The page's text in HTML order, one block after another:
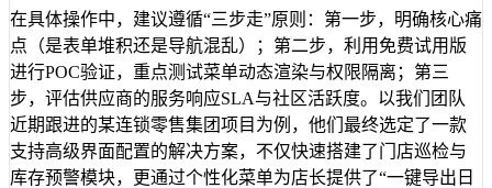
在具体操作中，建议遵循“三步走”原则：第一步，明确核心痛
点（是表单堆积还是导航混乱）；第二步，利用免费试用版
进行POC验证，重点测试菜单动态渲染与权限隔离；第三
步，评估供应商的服务响应SLA与社区活跃度。以我们团队
近期跟进的某连锁零售集团项目为例，他们最终选定了一款
支持高级界面配置的解决方案，不仅快速搭建了门店巡检与
库存预警模块，更通过个性化菜单为店长提供了“一键导出日